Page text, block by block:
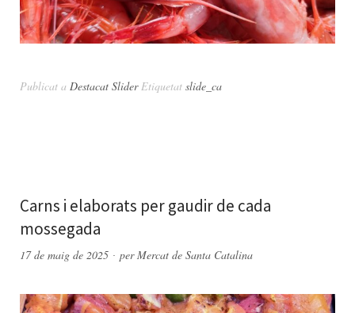
Publicat a Destacat Slider Etiquetat slide_ca
Carns i elaborats per gaudir de cada
mossegada
17 de maig de 2025 perMercat de Santa Catalina